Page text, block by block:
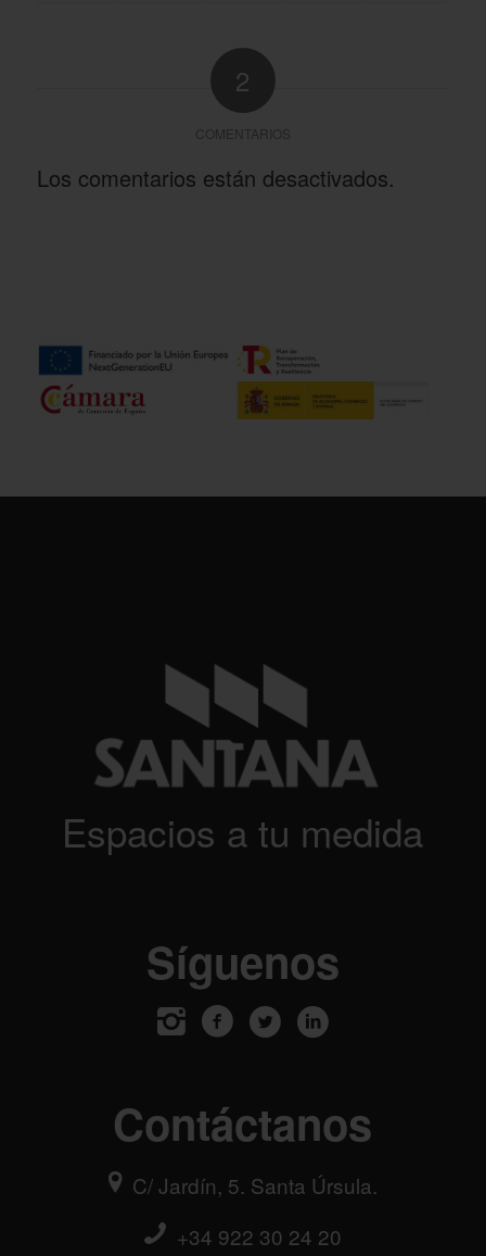
2
COMENTARIOS
Los comentarios están desactivados.
Espacios a tu medida
Síguenos
Contáctanos
C/ Jardín, 5. Santa Úrsula.
+34 922 30 24 20